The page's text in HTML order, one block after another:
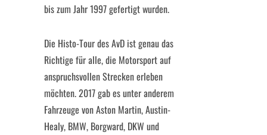
bis zum Jahr 1997 gefertigt wurden.
Die Histo-Tour des AvD ist genau das
Richtige für alle, die Motorsport auf
anspruchsvollen Strecken erleben
möchten. 2017 gab es unter anderem
Fahrzeuge von Aston Martin, Austin-
Healy, BMW, Borgward, DKW und